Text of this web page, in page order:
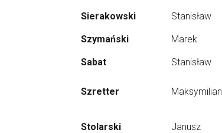
Sierakowski Stanisław
Szymański Marek
Sabat Stanisław
Szretter Maksymilian
Stolarski Janusz